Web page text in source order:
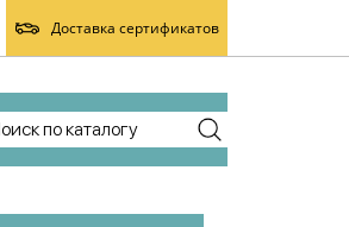
Доставка сертификатов